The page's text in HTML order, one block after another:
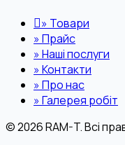
» Товари
»Прайс
»Наші послуги
»Контакти
»Про нас
»Галерея робіт
© 2026 RAM-T. Всі